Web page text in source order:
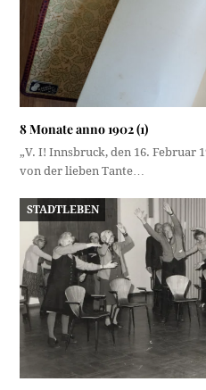
8 Monate anno 1902 (1)
„V. I! Innsbruck, den 16. Februar
von der lieben Tante…
STADTLEBEN